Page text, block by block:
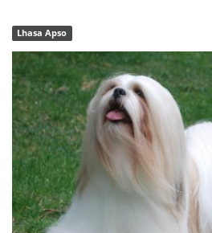
Lhasa Apso